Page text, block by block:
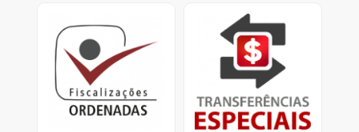
Relatórios consolidados
para divulgação
de resultados e
providências cabíveis.
Transferências Especiais
Apresenta informações
detalhadas sobre as
transferências especiais,
conhecidas como
emendas pix.<